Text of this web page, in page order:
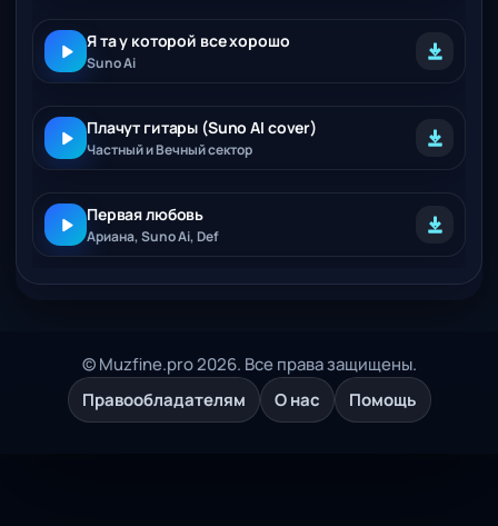
Я та у которой все хорошо
Suno Ai
Плачут гитары (Suno AI cover)
Частный и Вечный сектор
Первая любовь
Ариана, Suno Ai, Def
© Muzfine.pro 2026. Все права защищены.
Правообладателям
О нас Помощь